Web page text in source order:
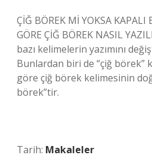
ÇİĞ BÖREK Mİ YOKSA KAPALI
GÖRE ÇİĞ BÖREK NASIL
bazı kelimelerin yazımını
Bunlardan biri de “çiğ börek”
göre çiğ börek kelimesinin
börek”tir.
Tarih: Makaleler